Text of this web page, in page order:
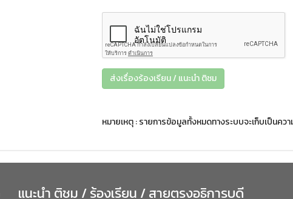
ส่งเรื่องร้องเรียน / แนะนำ ติชม
หมายเหตุ : รายการข้อมูลทั้งหมดทางระบบจะเก็บเป็น
แนะนำ ติชม / ร้องเรียน / สายตรงอธิการบดี